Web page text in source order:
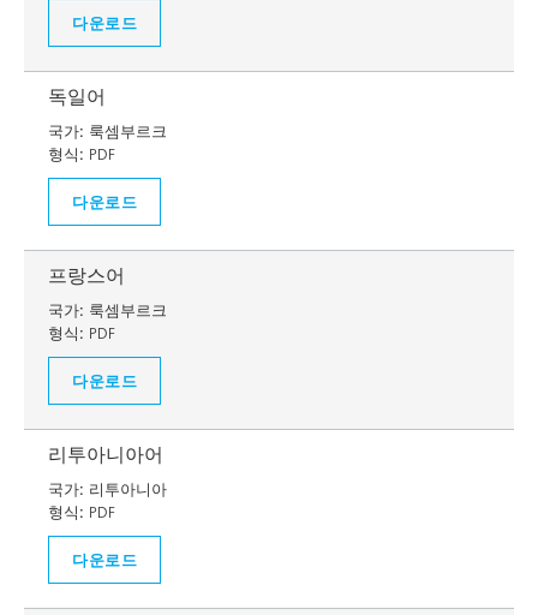
다운로드
독일어
국가: 룩셈부르크
형식: PDF
다운로드
프랑스어
국가: 룩셈부르크
형식: PDF
다운로드
리투아니아어
국가: 리투아니아
형식: PDF
다운로드